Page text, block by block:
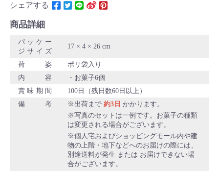
シェアする
商品詳細
パッケー
ジサイズ
17 × 4 × 26 cm
荷姿
ポリ袋入り
内容
お菓子6個
賞味期間
100日（残日数60日以上）
備考
出荷まで 約3日 かかります。
写真のセットは一例です。お菓子の種類
は変更される場合がございます。
個人宅およびショッピングモール内や建
物の上階・地下などへのお届けの際には、
別途送料が発生 または お届けできない場
合がございます。